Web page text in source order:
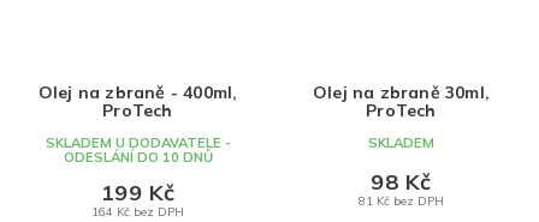
Olej na zbraně - 400ml,
ProTech
SKLADEM U DODAVATELE -
ODESLÁNÍ DO 10 DNŮ
164 Kč bez DPH
199 Kč
Olej na zbraně 30ml,
ProTech
SKLADEM
81 Kč bez DPH
98 Kč